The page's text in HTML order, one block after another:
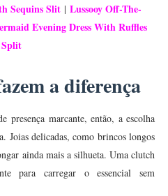
Sequins Slit| Lussooy Off-The-
Evening DressWith Ruffles
Split
a diferença
presença marcante, então, a escolha
Joias delicadas, como brincos longos
ainda mais a silhueta. Uma clutch
para carregar o essencial sem